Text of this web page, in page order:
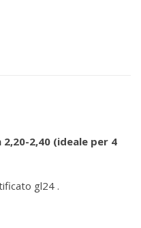
2,40 (ideale per 4
gl24 .